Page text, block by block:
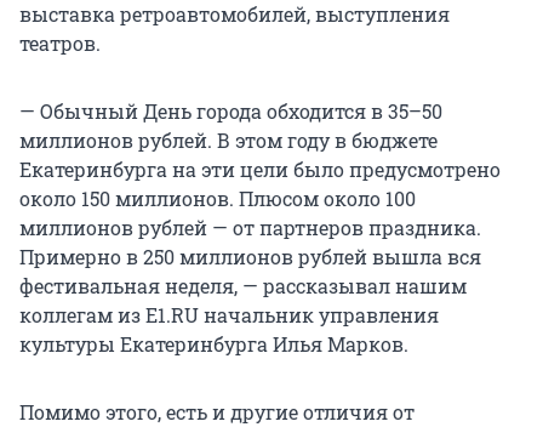
выставка ретроавтомобилей, выступления
театров.
— Обычный День города обходится в 35–50
миллионов рублей. В этом году в бюджете
Екатеринбурга на эти цели было предусмотрено
около 150 миллионов. Плюсом около 100
миллионов рублей — от партнеров праздника.
Примерно в 250 миллионов рублей вышла вся
фестивальная неделя, — рассказывал нашим
коллегам из Е1.RU начальник управления
культуры Екатеринбурга Илья Марков.
Помимо этого, есть и другие отличия от